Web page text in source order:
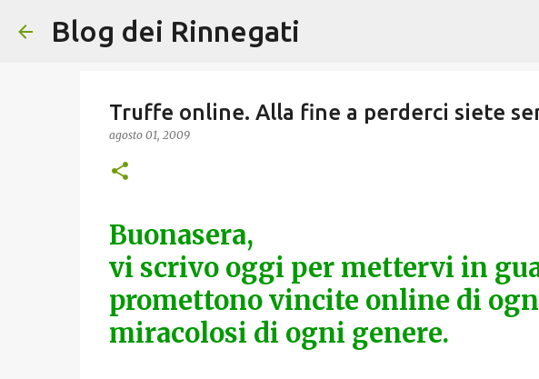
Blog dei Rinnegati
Truffe online. Alla fine a perderci siete
agosto 01, 2009
Buonasera,
vi scrivo oggi per mettervi in
promettono vincite online di
miracolosi di ogni genere.